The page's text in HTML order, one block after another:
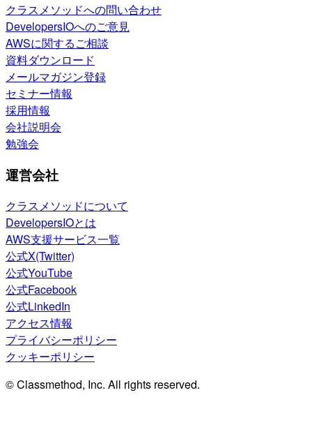
クラスメソッドへの問い合わせ
DevelopersIOへのご意見
AWSに関するご相談
資料ダウンロード
メールマガジン登録
セミナー情報
採用情報
会社説明会
勉強会
運営会社
クラスメソッドについて
DevelopersIOとは
AWS支援サービス一覧
公式X(Twitter)
公式YouTube
公式Facebook
公式LinkedIn
アクセス情報
プライバシーポリシー
クッキーポリシー
© Classmethod, Inc. All rights reserved.